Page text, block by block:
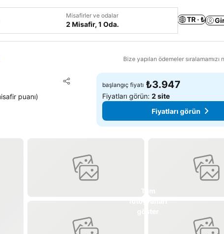
Misafirler ve odalar
2 Misafir, 1 Oda.
TR · ₺
Bize yapılan ödemeler sıralamamızı
Paylaş
Favorilerime ekle
puanı)
başlangıç fiyatı ₺3.947
Fiyatları görün:2 site
Fiyatları görün